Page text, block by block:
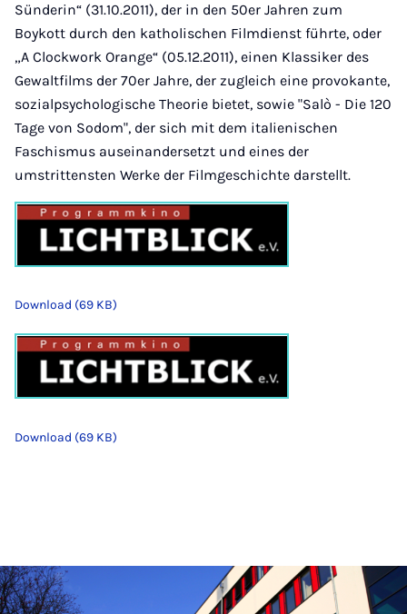
Sünderin“ (31.10.2011), der in den 50er Jahren zum
Boykott durch den katholischen Filmdienst führte, oder
„A Clockwork Orange“ (05.12.2011), einen Klassiker des
Gewaltfilms der 70er Jahre, der zugleich eine provokante,
sozialpsychologische Theorie bietet, sowie "Salò - Die 120
Tage von Sodom", der sich mit dem italienischen
Faschismus auseinandersetzt und eines der
umstrittensten Werke der Filmgeschichte darstellt.
Download (69 KB)
Download (69 KB)